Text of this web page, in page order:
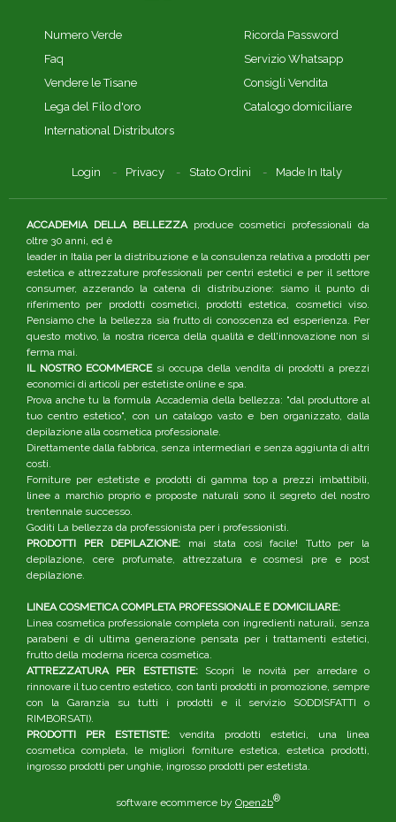
Numero Verde
Faq
Vendere le Tisane
Lega del Filo d'oro
International Distributors
Ricorda Password
Servizio Whatsapp
Consigli Vendita
Catalogo domiciliare
Login Privacy Stato Ordini Made In Italy
ACCADEMIA DELLA BELLEZZAproduce cosmetici professionali da
oltre 30 anni, ed è
leader in Italia per la distribuzione e la consulenza relativa a prodotti per
estetica e attrezzature professionali per centri estetici e per il settore
consumer, azzerando la catena di distribuzione: siamo il punto di
riferimento per prodotti cosmetici, prodotti estetica, cosmetici viso.
Pensiamo che la bellezza sia frutto di conoscenza ed esperienza. Per
questo motivo, la nostra ricerca della qualità e dell'innovazione non si
ferma mai.
IL NOSTRO ECOMMERCEsi occupa della vendita di prodotti a prezzi
economici di articoli per estetiste online e spa.
Prova anche tu la formula Accademia della bellezza: "dal produttore al
tuo centro estetico", con un catalogo vasto e ben organizzato, dalla
depilazione alla cosmetica professionale.
Direttamente dalla fabbrica, senza intermediari e senza aggiunta di altri
costi.
Forniture per estetiste e prodotti di gamma top a prezzi imbattibili,
linee a marchio proprio e proposte naturali sono il segreto del nostro
trentennale successo.
Goditi La bellezza da professionista per i professionisti.
PRODOTTI PER DEPILAZIONE: mai stata così facile! Tutto per la
depilazione, cere profumate, attrezzatura e cosmesi pre e post
depilazione.
LINEA COSMETICA COMPLETA PROFESSIONALE E DOMICILIARE:
Linea cosmetica professionale completa con ingredienti naturali, senza
parabeni e di ultima generazione pensata per i trattamenti estetici,
frutto della moderna ricerca cosmetica.
ATTREZZATURA PER ESTETISTE:Scopri le novità per arredare o
rinnovare il tuo centro estetico, con tanti prodotti in promozione, sempre
con la Garanzia su tutti i prodotti e il servizio SODDISFATTI o
RIMBORSATI).
PRODOTTI PER ESTETISTE: vendita prodotti estetici, una linea
cosmetica completa, le migliori forniture estetica, estetica prodotti,
ingrosso prodotti per unghie, ingrosso prodotti per estetista.
software ecommerce by Open2b®